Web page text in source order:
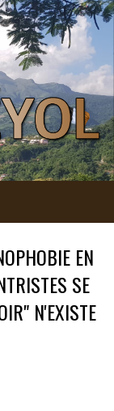
EN
SE
N'EXISTE